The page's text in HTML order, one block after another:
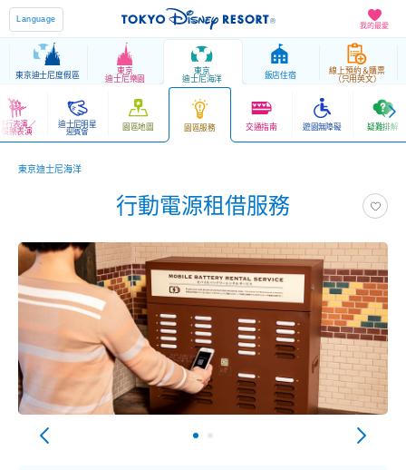
我的最愛
Language
東京迪士尼度假區
東京
迪士尼樂園
東京
迪士尼海洋
飯店住宿
線上預約＆購票
（只用英文）
行表演／
娛樂表演
迪士尼明星
迎賓會 園區地圖 園區服務 交通指南 遊園無障礙 疑難排解
東京迪士尼海洋
行動電源租借服務